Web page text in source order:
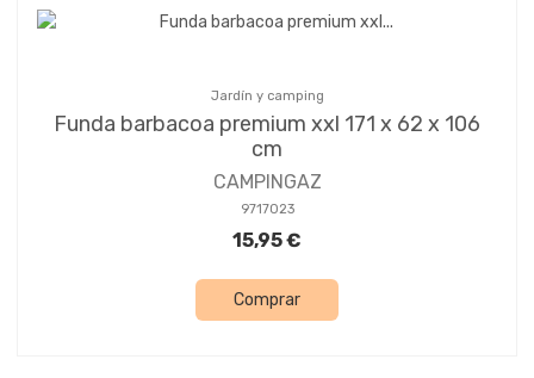
Jardín y camping
Funda barbacoa premium xxl 171 x 62 x 106
cm
CAMPINGAZ
9717023
15,95 €
Comprar